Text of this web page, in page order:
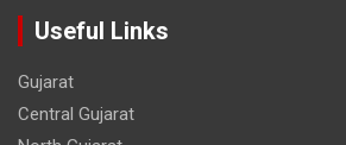
Useful Links
Gujarat
Central Gujarat